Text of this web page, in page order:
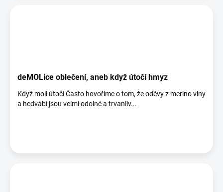
deMOLice oblečení, aneb když útočí hmyz
Když moli útočí Často hovoříme o tom, že oděvy z merino vlny
a hedvábí jsou velmi odolné a trvanliv...